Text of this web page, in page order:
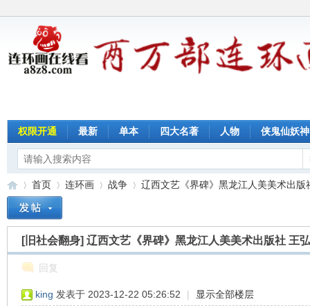
权限开通 最新 单本 四大名著 人物 侠鬼仙妖神
»
首页
›
连环画
›
战争
›
辽西文艺《界碑》黑龙江人美美术出版
[旧社会翻身] 辽西文艺《界碑》黑龙江人美美术出版社 王
回复
king 发表于 2023-12-22 05:26:52 | 显示全部楼层